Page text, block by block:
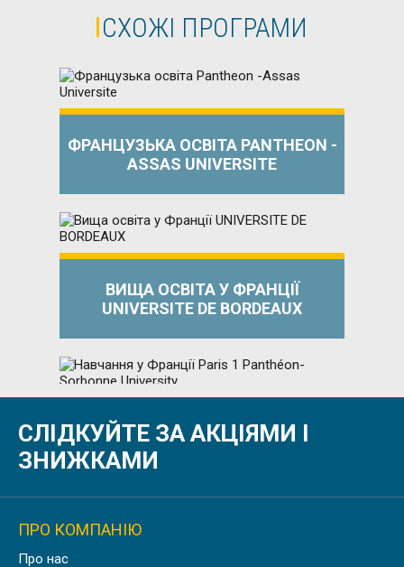
СХОЖІ ПРОГРАМИ
ФРАНЦУЗЬКА ОСВІТА PANTHEON -
ASSAS UNIVERSITE
ВИЩА ОСВІТА У ФРАНЦІЇ
UNIVERSITE DE BORDEAUX
НАВЧАННЯ У ФРАНЦІЇ PARIS 1
PANTHÉON-SORBONNE UNIVERSITY
СЛІДКУЙТЕ ЗА АКЦІЯМИ І
ЗНИЖКАМИ
ПРО КОМПАНІЮ
Про нас